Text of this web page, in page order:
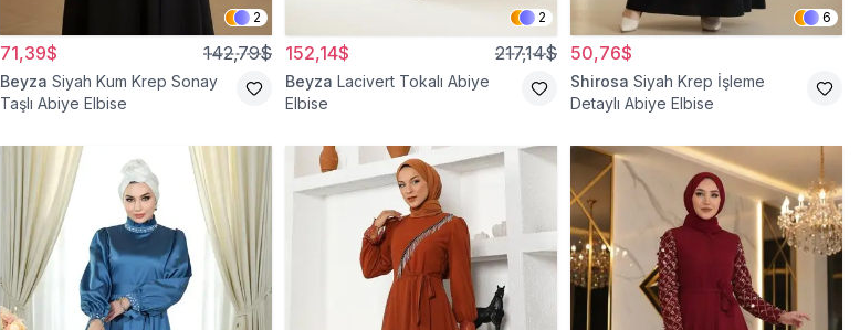
2
71,39$ 142,79$
Beyza Siyah Kum Krep Sonay
Taşlı Abiye Elbise
2
152,14$ 217,14$
Beyza Lacivert Tokalı Abiye
Elbise
6
50,76$
Shirosa Siyah Krep İşleme
Detaylı Abiye Elbise